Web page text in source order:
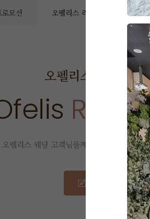
모션 오펠리스 리얼후기 오
오펠리스 웨딩 리
Real
오펠리스 웨딩 고객님들께서 직접 작성해주
리얼 후기 쓰기